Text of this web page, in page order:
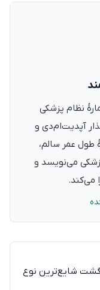
نظام پزشکی
۱۳۹۰. بنیان‌گذار آپدیت‌ام‌دی و
طول عمر سالم،
می‌نویسد و
می‌کند.
شایع‌ترین نوع